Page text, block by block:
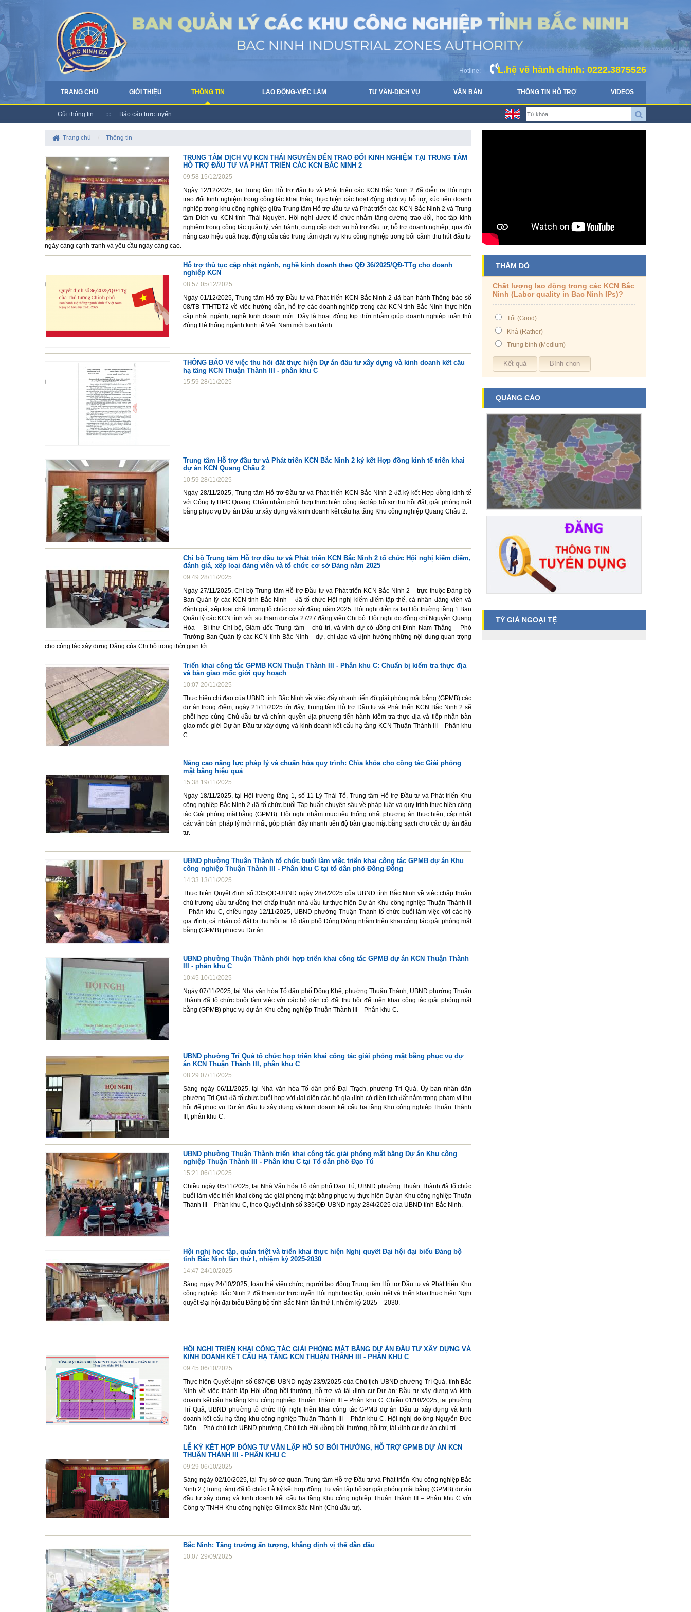
Hotline: L.hệ về hành chính: 0222.3875526
TRANG CHỦ GIỚI THIỆU THÔNG TIN LAO ĐỘNG-VIỆC LÀM TƯ VẤN-DỊCH VỤ VĂN BẢN THÔNG TIN HỖ TRỢ VIDEOS
Gửi thông tin Báo cáo trực tuyến
Trang chủ Thông tin
TRUNG TÂM DỊCH VỤ KCN THÁI NGUYÊN ĐẾN TRAO ĐỔI KINH NGHIỆM TẠI TRUNG TÂM
HỖ TRỢ ĐẦU TƯ VÀ PHÁT TRIỂN CÁC KCN BẮC NINH 2
09:58 15/12/2025
Ngày 12/12/2025, tại Trung tâm Hỗ trợ đầu tư và Phát triển các KCN Bắc Ninh 2 đã diễn ra Hội nghị
trao đổi kinh nghiệm trong công tác khai thác, thực hiện các hoạt động dịch vụ hỗ trợ, xúc tiến doanh
nghiệp trong khu công nghiệp giữa Trung tâm Hỗ trợ đầu tư và Phát triển các KCN Bắc Ninh 2 và Trung
tâm Dịch vụ KCN tỉnh Thái Nguyên. Hội nghị được tổ chức nhằm tăng cường trao đổi, học tập kinh
nghiệm trong công tác quản lý, vận hành, cung cấp dịch vụ hỗ trợ đầu tư, hỗ trợ doanh nghiệp, qua đó
nâng cao hiệu quả hoạt động của các trung tâm dịch vụ khu công nghiệp trong bối cảnh thu hút đầu tư
ngày càng cạnh tranh và yêu cầu ngày càng cao.
Hỗ trợ thủ tục cập nhật ngành, nghề kinh doanh theo QĐ 36/2025/QĐ-TTg cho doanh
nghiệp KCN
08:57 05/12/2025
Ngày 01/12/2025, Trung tâm Hỗ trợ Đầu tư và Phát triển KCN Bắc Ninh 2 đã ban hành Thông báo số
08/TB-TTHTDT2 về việc hướng dẫn, hỗ trợ các doanh nghiệp trong các KCN tỉnh Bắc Ninh thực hiện
cập nhật ngành, nghề kinh doanh mới. Đây là hoạt động kịp thời nhằm giúp doanh nghiệp tuân thủ
đúng Hệ thống ngành kinh tế Việt Nam mới ban hành.
THÔNG BÁO Về việc thu hồi đất thực hiện Dự án đầu tư xây dựng và kinh doanh kết cấu
hạ tầng KCN Thuận Thành III - phân khu C
15:59 28/11/2025
Trung tâm Hỗ trợ đầu tư và Phát triển KCN Bắc Ninh 2 ký kết Hợp đồng kinh tế triển khai
dự án KCN Quang Châu 2
10:59 28/11/2025
Ngày 28/11/2025, Trung tâm Hỗ trợ Đầu tư và Phát triển KCN Bắc Ninh 2 đã ký kết Hợp đồng kinh tế
với Công ty HPC Quang Châu nhằm phối hợp thực hiện công tác lập hồ sơ thu hồi đất, giải phóng mặt
bằng phục vụ Dự án Đầu tư xây dựng và kinh doanh kết cấu hạ tầng Khu công nghiệp Quang Châu 2.
Chi bộ Trung tâm Hỗ trợ đầu tư và Phát triển KCN Bắc Ninh 2 tổ chức Hội nghị kiểm điểm,
đánh giá, xếp loại đảng viên và tổ chức cơ sở Đảng năm 2025
09:49 28/11/2025
Ngày 27/11/2025, Chi bộ Trung tâm Hỗ trợ Đầu tư và Phát triển KCN Bắc Ninh 2 – trực thuộc Đảng bộ
Ban Quản lý các KCN tỉnh Bắc Ninh – đã tổ chức Hội nghị kiểm điểm tập thể, cá nhân đảng viên và
đánh giá, xếp loại chất lượng tổ chức cơ sở đảng năm 2025. Hội nghị diễn ra tại Hội trường tầng 1 Ban
Quản lý các KCN tỉnh với sự tham dự của 27/27 đảng viên Chi bộ. Hội nghị do đồng chí Nguyễn Quang
Hòa – Bí thư Chi bộ, Giám đốc Trung tâm – chủ trì, và vinh dự có đồng chí Đinh Nam Thắng – Phó
Trưởng Ban Quản lý các KCN tỉnh Bắc Ninh – dự, chỉ đạo và định hướng những nội dung quan trọng
cho công tác xây dựng Đảng của Chi bộ trong thời gian tới.
Triển khai công tác GPMB KCN Thuận Thành III - Phân khu C: Chuẩn bị kiểm tra thực địa
và bàn giao mốc giới quy hoạch
10:07 20/11/2025
Thực hiện chỉ đạo của UBND tỉnh Bắc Ninh về việc đẩy nhanh tiến độ giải phóng mặt bằng (GPMB) các
dự án trọng điểm, ngày 21/11/2025 tới đây, Trung tâm Hỗ trợ Đầu tư và Phát triển KCN Bắc Ninh 2 sẽ
phối hợp cùng Chủ đầu tư và chính quyền địa phương tiến hành kiểm tra thực địa và tiếp nhận bàn
giao mốc giới Dự án Đầu tư xây dựng và kinh doanh kết cấu hạ tầng KCN Thuận Thành III – Phân khu
C.
Nâng cao năng lực pháp lý và chuẩn hóa quy trình: Chìa khóa cho công tác Giải phóng
mặt bằng hiệu quả
15:38 19/11/2025
Ngày 18/11/2025, tại Hội trường tầng 1, số 11 Lý Thái Tổ, Trung tâm Hỗ trợ Đầu tư và Phát triển Khu
công nghiệp Bắc Ninh 2 đã tổ chức buổi Tập huấn chuyên sâu về pháp luật và quy trình thực hiện công
tác Giải phóng mặt bằng (GPMB). Hội nghị nhằm mục tiêu thống nhất phương án thực hiện, cập nhật
các văn bản pháp lý mới nhất, góp phần đẩy nhanh tiến độ bàn giao mặt bằng sạch cho các dự án đầu
tư.
UBND phường Thuận Thành tổ chức buổi làm việc triển khai công tác GPMB dự án Khu
công nghiệp Thuận Thành III - Phân khu C tại tổ dân phố Đông Đông
14:33 13/11/2025
Thực hiện Quyết định số 335/QĐ-UBND ngày 28/4/2025 của UBND tỉnh Bắc Ninh về việc chấp thuận
chủ trương đầu tư đồng thời chấp thuận nhà đầu tư thực hiện Dự án Khu công nghiệp Thuận Thành III
– Phân khu C, chiều ngày 12/11/2025, UBND phường Thuận Thành tổ chức buổi làm việc với các hộ
gia đình, cá nhân có đất bị thu hồi tại Tổ dân phố Đông Đông nhằm triển khai công tác giải phóng mặt
bằng (GPMB) phục vụ Dự án.
UBND phường Thuận Thành phối hợp triển khai công tác GPMB dự án KCN Thuận Thành
III - phân khu C
10:45 10/11/2025
Ngày 07/11/2025, tại Nhà văn hóa Tổ dân phố Đông Khê, phường Thuận Thành, UBND phường Thuận
Thành đã tổ chức buổi làm việc với các hộ dân có đất thu hồi để triển khai công tác giải phóng mặt
bằng (GPMB) phục vụ dự án Khu công nghiệp Thuận Thành III – Phân khu C.
UBND phường Trí Quả tổ chức họp triển khai công tác giải phóng mặt bằng phục vụ dự
án KCN Thuận Thành III, phân khu C
08:29 07/11/2025
Sáng ngày 06/11/2025, tại Nhà văn hóa Tổ dân phố Đại Trạch, phường Trí Quả, Ủy ban nhân dân
phường Trí Quả đã tổ chức buổi họp với đại diện các hộ gia đình có diện tích đất nằm trong phạm vi thu
hồi để phục vụ Dự án đầu tư xây dựng và kinh doanh kết cấu hạ tầng Khu công nghiệp Thuận Thành
III, phân khu C.
UBND phường Thuận Thành triển khai công tác giải phóng mặt bằng Dự án Khu công
nghiệp Thuận Thành III - Phân khu C tại Tổ dân phố Đạo Tú
15:21 06/11/2025
Chiều ngày 05/11/2025, tại Nhà Văn hóa Tổ dân phố Đạo Tú, UBND phường Thuận Thành đã tổ chức
buổi làm việc triển khai công tác giải phóng mặt bằng phục vụ thực hiện Dự án Khu công nghiệp Thuận
Thành III – Phân khu C, theo Quyết định số 335/QĐ-UBND ngày 28/4/2025 của UBND tỉnh Bắc Ninh.
Hội nghị học tập, quán triệt và triển khai thực hiện Nghị quyết Đại hội đại biểu Đảng bộ
tỉnh Bắc Ninh lần thứ I, nhiệm kỳ 2025-2030
14:47 24/10/2025
Sáng ngày 24/10/2025, toàn thể viên chức, người lao động Trung tâm Hỗ trợ Đầu tư và Phát triển Khu
công nghiệp Bắc Ninh 2 đã tham dự trực tuyến Hội nghị học tập, quán triệt và triển khai thực hiện Nghị
quyết Đại hội đại biểu Đảng bộ tỉnh Bắc Ninh lần thứ I, nhiệm kỳ 2025 – 2030.
HỘI NGHỊ TRIỂN KHAI CÔNG TÁC GIẢI PHÓNG MẶT BẰNG DỰ ÁN ĐẦU TƯ XÂY DỰNG VÀ
KINH DOANH KẾT CẤU HẠ TẦNG KCN THUẬN THÀNH III - PHÂN KHU C
09:45 06/10/2025
Thực hiện Quyết định số 687/QĐ-UBND ngày 23/9/2025 của Chủ tịch UBND phường Trí Quả, tỉnh Bắc
Ninh về việc thành lập Hội đồng bồi thường, hỗ trợ và tái định cư Dự án: Đầu tư xây dựng và kinh
doanh kết cấu hạ tầng khu công nghiệp Thuận Thành III – Phận khu C. Chiều 01/10/2025, tại phường
Trí Quả, UBND phường tổ chức Hội nghị triển khai công tác GPMB dự án Đầu tư xây dựng và kinh
doanh kết cấu hạ tầng khu công nghiệp Thuận Thành III – Phân khu C. Hội nghị do ông Nguyễn Đức
Diện – Phó chủ tịch UBND phường, Chủ tịch Hội đồng bồi thường, hỗ trợ, tái định cư dự án chủ trì.
LỄ KÝ KẾT HỢP ĐỒNG TƯ VẤN LẬP HỒ SƠ BỒI THƯỜNG, HỖ TRỢ GPMB DỰ ÁN KCN
THUẬN THÀNH III - PHÂN KHU C
09:29 06/10/2025
Sáng ngày 02/10/2025, tại Trụ sở cơ quan, Trung tâm Hỗ trợ Đầu tư và Phát triển Khu công nghiệp Bắc
Ninh 2 (Trung tâm) đã tổ chức Lễ ký kết hợp đồng Tư vấn lập hồ sơ giải phóng mặt bằng (GPMB) dự án
đầu tư xây dựng và kinh doanh kết cấu hạ tầng Khu công nghiệp Thuận Thành III – Phân khu C với
Công ty TNHH Khu công nghiệp Gilimex Bắc Ninh (Chủ đầu tư).
Bắc Ninh: Tăng trưởng ấn tượng, khẳng định vị thế dẫn đầu
10:07 29/09/2025
THĂM DÒ
Chất lượng lao động trong các KCN Bắc
Ninh (Labor quality in Bac Ninh IPs)?
Tốt (Good)
Khá (Rather)
Trung bình (Medium)
QUẢNG CÁO
TỶ GIÁ NGOẠI TỆ